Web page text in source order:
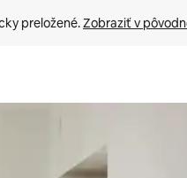
preložené. Zobraziť v